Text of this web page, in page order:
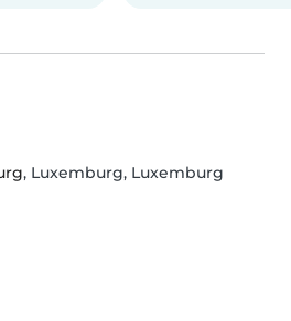
, Luxemburg, Luxemburg